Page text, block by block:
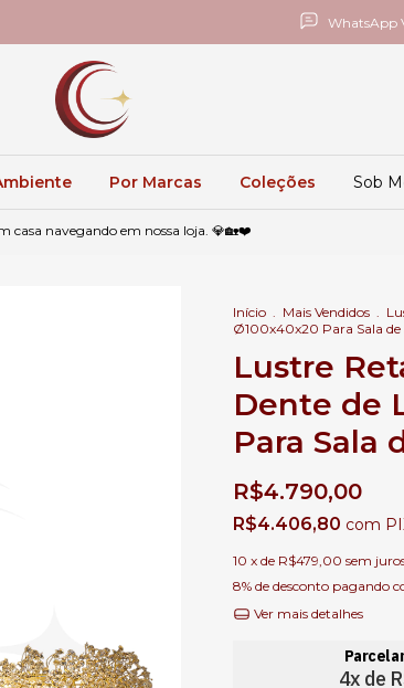
WhatsApp
Por Marcas Coleções Sob
casa navegando em nossa loja. 💎🏡❤️
Início . Mais Vendidos .
Ø100x40x20 Para Sala de
Lustre
Dente de
Para Sala
R$4.790,00
R$4.406,80 com
10 x de R$479,00 sem
8% de desconto pagando
Ver mais detalhes